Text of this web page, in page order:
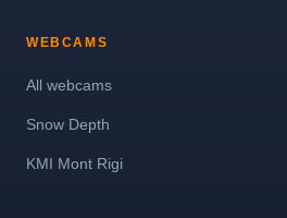
WEBCAMS
All webcams
Snow Depth
KMI Mont Rigi